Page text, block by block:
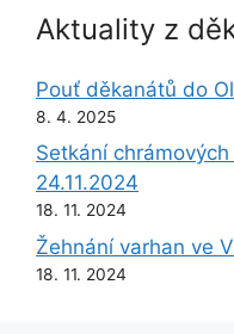
Aktuality z
Pouť děkanátů do
8. 4. 2025
Setkání
24.11.2024
18. 11. 2024
Žehnání varhan ve
18. 11. 2024